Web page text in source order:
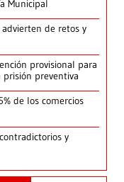
Municipal
de retos y
provisional para
preventiva
de los comercios
y